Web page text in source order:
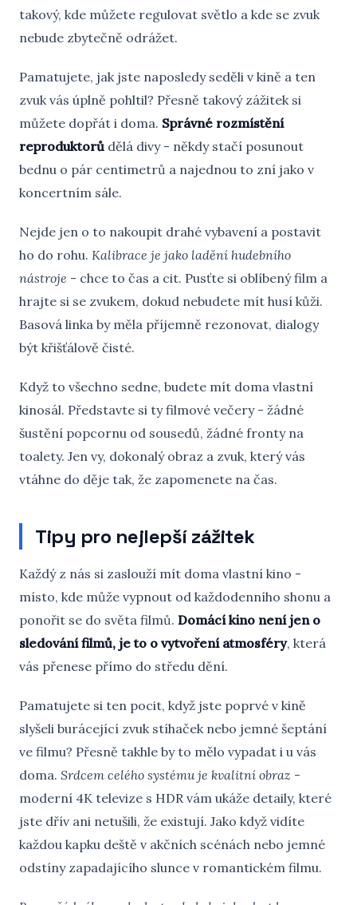
takový, kde můžete regulovat světlo a kde se zvuk
nebude zbytečně odrážet.
Pamatujete, jak jste naposledy seděli v kině a ten
zvuk vás úplně pohltil? Přesně takový zážitek si
můžete dopřát i doma. Správné rozmístění
reproduktorů dělá divy - někdy stačí posunout
bednu o pár centimetrů a najednou to zní jako v
koncertním sále.
Nejde jen o to nakoupit drahé vybavení a postavit
ho do rohu. Kalibrace je jako ladění hudebního
nástroje - chce to čas a cit. Pusťte si oblíbený film a
hrajte si se zvukem, dokud nebudete mít husí kůži.
Basová linka by měla příjemně rezonovat, dialogy
být křišťálově čisté.
Když to všechno sedne, budete mít doma vlastní
kinosál. Představte si ty filmové večery - žádné
šustění popcornu od sousedů, žádné fronty na
toalety. Jen vy, dokonalý obraz a zvuk, který vás
vtáhne do děje tak, že zapomenete na čas.
Tipy pro nejlepší zážitek
Každý z nás si zaslouží mít doma vlastní kino -
místo, kde může vypnout od každodenního shonu a
ponořit se do světa filmů. Domácí kino není jen o
sledování filmů, je to o vytvoření atmosféry, která
vás přenese přímo do středu dění.
Pamatujete si ten pocit, když jste poprvé v kině
slyšeli burácející zvuk stíhaček nebo jemné šeptání
ve filmu? Přesně takhle by to mělo vypadat i u vás
doma. Srdcem celého systému je kvalitní obraz -
moderní 4K televize s HDR vám ukáže detaily, které
jste dřív ani netušili, že existují. Jako když vidíte
každou kapku deště v akčních scénách nebo jemné
odstíny zapadajícího slunce v romantickém filmu.